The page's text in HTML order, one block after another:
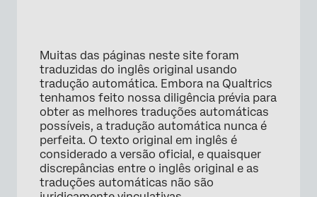
Muitas das páginas neste site foram
traduzidas do inglês original usando
tradução automática. Embora na Qualtrics
tenhamos feito nossa diligência prévia para
obter as melhores traduções automáticas
possíveis, a tradução automática nunca é
perfeita. O texto original em inglês é
considerado a versão oficial, e quaisquer
discrepâncias entre o inglês original e as
traduções automáticas não são